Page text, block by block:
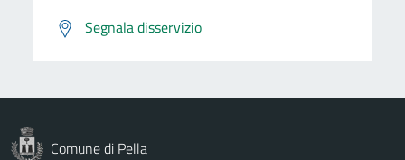
Segnala disservizio
Comune di Pella